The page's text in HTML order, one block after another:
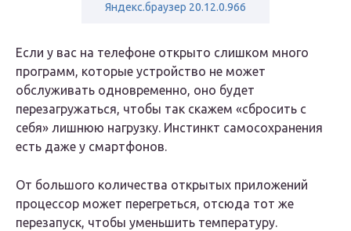
Яндекс.браузер 20.12.0.966
Если у вас на телефоне открыто слишком много
программ, которые устройство не может
обслуживать одновременно, оно будет
перезагружаться, чтобы так скажем «сбросить с
себя» лишнюю нагрузку. Инстинкт самосохранения
есть даже у смартфонов.
От большого количества открытых приложений
процессор может перегреться, отсюда тот же
перезапуск, чтобы уменьшить температуру.